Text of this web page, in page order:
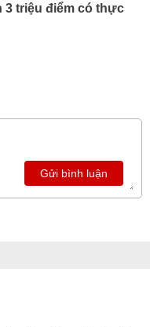
3 triệu điểm có thực
Gửi bình luận